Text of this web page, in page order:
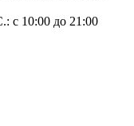
с 10:00 до 21:00